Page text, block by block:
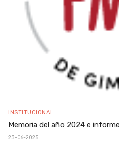
INSTITUCIONAL
Memoria del año 2024 e
23-06-2025